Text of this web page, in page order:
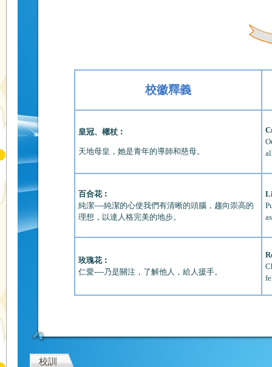
校徽釋義
皇冠、權杖︰
天地母皇，她是青年的導師和慈母。
百合花︰
純潔----純潔的心使我們有清晰的頭腦，趨向崇高的
理想，以達人格完美的地步。
玫瑰花︰
仁愛----乃是關注，了解他人，給人援手。
校訓